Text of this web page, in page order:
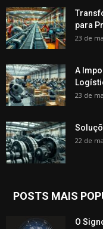
para
23 de
A
23 de
22 de
POSTS MAIS
O